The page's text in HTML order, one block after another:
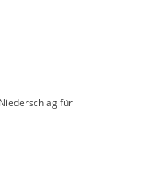
für